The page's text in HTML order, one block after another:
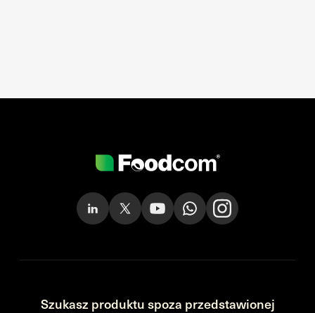
Szukasz produktu spoza przedstawionej